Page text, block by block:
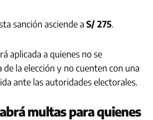
sanción asciende aS/ 275.
aplicada a quienes no se
de la elección y no cuenten con una
ante las autoridades electorales.
multas para quienes